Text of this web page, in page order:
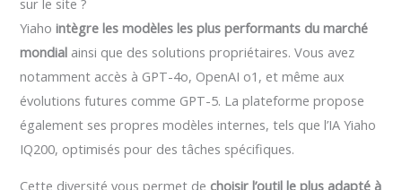
Yiahointègre les modèles les plus performants du marché
mondial ainsi que des solutions propriétaires. Vous avez
notamment accès à GPT-4o, OpenAI o1, et même aux
évolutions futures comme GPT-5. La plateforme propose
également ses propres modèles internes, tels que l’IA Yiaho
IQ200, optimisés pour des tâches spécifiques.
Cette diversité vous permet de choisir l’outil le plus adapté à